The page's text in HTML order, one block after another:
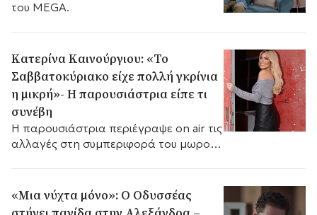
του MEGA.
Κατερίνα Καινούργιου: «Το
Σαββατοκύριακο είχε πολλή γκρίνια
η μικρή»- Η παρουσιάστρια είπε τι
συνέβη
Η παρουσιάστρια περιέγραψε on air τις
αλλαγές στη συμπεριφορά του μωρού
«Μια νύχτα μόνο»: Ο Οδυσσέας